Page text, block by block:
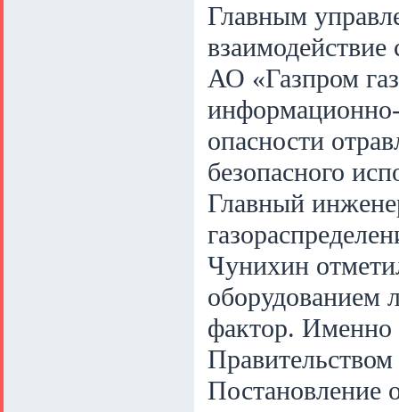
Главным
АО «Газпром
опасности
безопасного
Главный
Чунихин
оборудованием
фактор. Именно
Постановление